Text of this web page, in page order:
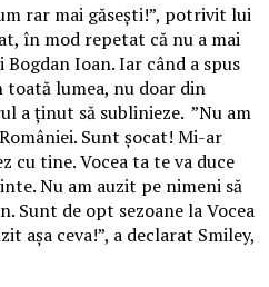
rar mai găseşti!”, potrivit lui
în mod repetat că nu a mai
Ioan. Iar când a spus
lumea, nu doar din
a ţinut să sublinieze. ”Nu am
Sunt şocat! Mi-ar
cu tine. Vocea ta te va duce
Nu am auzit pe nimeni să
Sunt de opt sezoane la Vocea
aşa ceva!”, a declarat Smiley,